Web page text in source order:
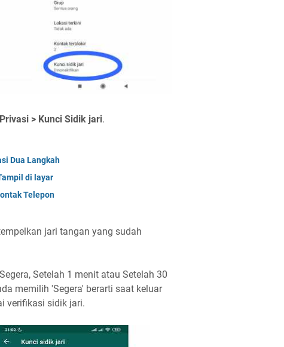
> Kunci Sidik jari.
Dua Langkah
di layar
Telepon
jari tangan yang sudah
Setelah 1 menit atau Setelah 30
memilih 'Segera' berarti saat keluar
verifikasi sidik jari.